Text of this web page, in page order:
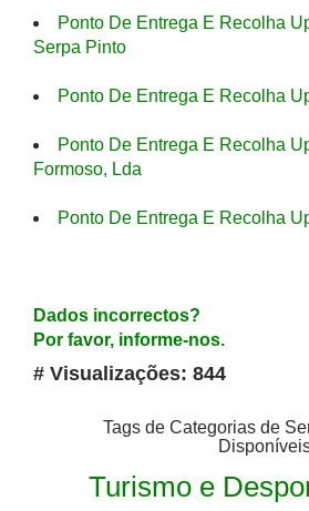
Ponto De Entrega E Recolha
Serpa Pinto
Ponto De Entrega E Recolha
Ponto De Entrega E Recolha
Formoso, Lda
Ponto De Entrega E Recolha
Dados incorrectos?
Por favor, informe-nos.
# Visualizações: 844
Tags de Categorias de
Turismo e